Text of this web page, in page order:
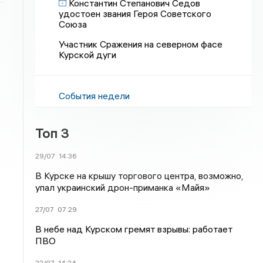
Константин Степанович Седов
удостоен звания Героя Советского
Союза
Участник Сражения на северном фасе
Курской дуги
События недели
Топ 3
29/07 14:36
В Курске на крышу торгового центра, возможно,
упал украинский дрон-приманка «Майя»
27/07 07:29
В небе над Курском гремят взрывы: работает
ПВО